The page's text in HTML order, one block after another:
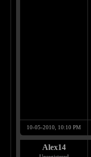
10-05-2010, 10:10 PM
Alex14